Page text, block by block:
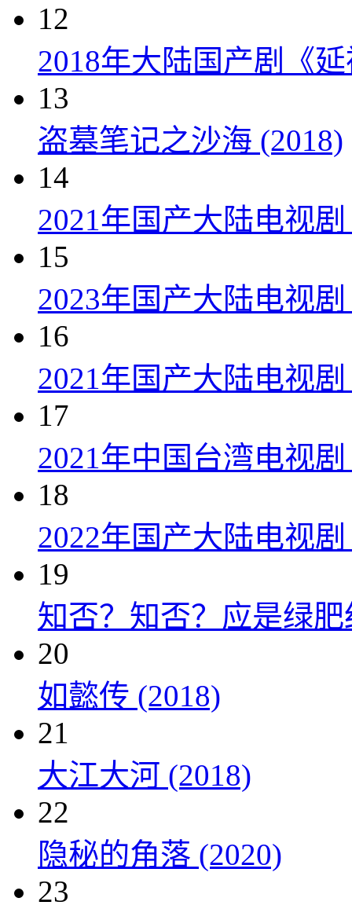
12
2018年大陆国产剧《
13
盗墓笔记之沙海 (2018)
14
2021年国产大陆电视
15
2023年国产大陆电视
16
2021年国产大陆电视
17
2021年中国台湾电视
18
2022年国产大陆电视
19
知否？知否？应是绿肥
20
如懿传 (2018)
21
大江大河 (2018)
22
隐秘的角落 (2020)
23